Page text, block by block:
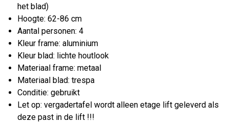
het blad)
Hoogte: 62-86 cm
Aantal personen: 4
Kleur frame: aluminium
Kleur blad: lichte houtlook
Materiaal frame: metaal
Materiaal blad: trespa
Conditie: gebruikt
Let op: vergadertafel wordt alleen etage lift geleverd als
deze past in de lift !!!